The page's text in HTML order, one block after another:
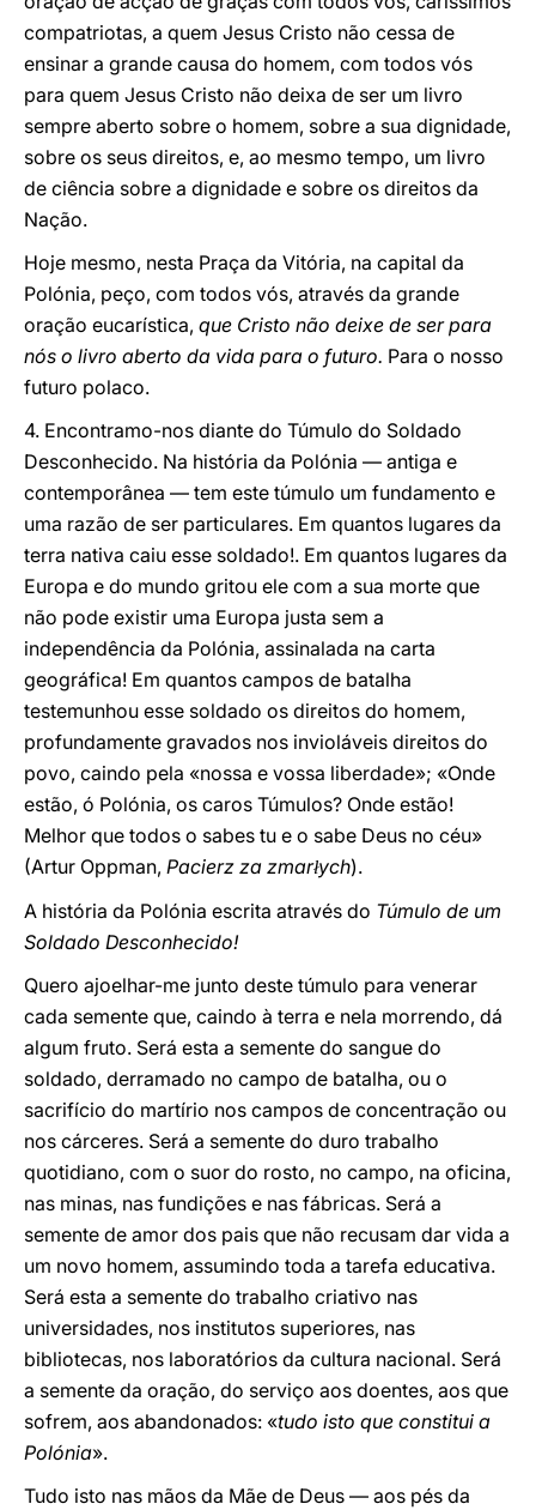
compatriotas, a quem Jesus Cristo não cessa de
ensinar a grande causa do homem, com todos vós
para quem Jesus Cristo não deixa de ser um livro
sempre aberto sobre o homem, sobre a sua dignidade,
sobre os seus direitos, e, ao mesmo tempo, um livro
de ciência sobre a dignidade e sobre os direitos da
Nação.
Hoje mesmo, nesta Praça da Vitória, na capital da
Polónia, peço, com todos vós, através da grande
oração eucarística, que Cristo não deixe de ser para
nós o livro aberto da vida para o futuro. Para o nosso
futuro polaco.
4. Encontramo-nos diante do Túmulo do Soldado
Desconhecido. Na história da Polónia — antiga e
contemporânea — tem este túmulo um fundamento e
uma razão de ser particulares. Em quantos lugares da
terra nativa caiu esse soldado!. Em quantos lugares da
Europa e do mundo gritou ele com a sua morte que
não pode existir uma Europa justa sem a
independência da Polónia, assinalada na carta
geográfica! Em quantos campos de batalha
testemunhou esse soldado os direitos do homem,
profundamente gravados nos invioláveis direitos do
povo, caindo pela «nossa e vossa liberdade»; «Onde
estão, ó Polónia, os caros Túmulos? Onde estão!
Melhor que todos o sabes tu e o sabe Deus no céu»
(Artur Oppman, Pacierz za zmarłych).
A história da Polónia escrita através do Túmulo de um
Soldado Desconhecido!
Quero ajoelhar-me junto deste túmulo para venerar
cada semente que, caindo à terra e nela morrendo, dá
algum fruto. Será esta a semente do sangue do
soldado, derramado no campo de batalha, ou o
sacrifício do martírio nos campos de concentração ou
nos cárceres. Será a semente do duro trabalho
quotidiano, com o suor do rosto, no campo, na oficina,
nas minas, nas fundições e nas fábricas. Será a
semente de amor dos pais que não recusam dar vida a
um novo homem, assumindo toda a tarefa educativa.
Será esta a semente do trabalho criativo nas
universidades, nos institutos superiores, nas
bibliotecas, nos laboratórios da cultura nacional. Será
a semente da oração, do serviço aos doentes, aos que
sofrem, aos abandonados: «tudo isto que constitui a
Polónia».
Tudo isto nas mãos da Mãe de Deus — aos pés da